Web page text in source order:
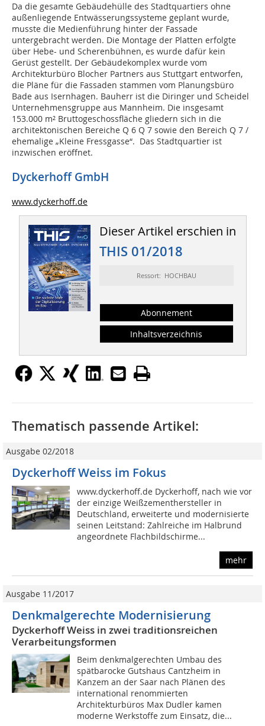
Da die gesamte Gebäudehülle des Stadtquartiers ohne
außenliegende Entwässerungssysteme geplant wurde,
musste die Medienführung hinter der Fassade
untergebracht werden. Die Montage der Platten erfolgte
über Hebe- und Scherenbühnen, es wurde dafür kein
Gerüst gestellt. Der Gebäudekomplex wurde vom
Architekturbüro Blocher Partners aus Stuttgart entworfen,
die Pläne für die Fassaden stammen vom Planungsbüro
Bade aus Isernhagen. Bauherr ist die Diringer und Scheidel
Unternehmensgruppe aus Mannheim. Die insgesamt
153.000 m² Bruttogeschossfläche gliedern sich in die
architektonischen Bereiche Q 6 Q 7 sowie den Bereich Q 7 /
ehemalige „Kleine Fressgasse“. Das Stadtquartier ist
inzwischen eröffnet.
Dyckerhoff GmbH
www.dyckerhoff.de
Dieser Artikel erschien in
THIS 01/2018
Ressort: HOCHBAU
Abonnement
Inhaltsverzeichnis
Thematisch passende Artikel:
Ausgabe 02/2018
Dyckerhoff Weiss im Fokus
www.dyckerhoff.de Dyckerhoff, nach wie vor
der einzige Weißzementhersteller in
Deutschland, erweiterte und modernisierte
seinen Leitstand: Zahlreiche im Halbrund
angeordnete Flachbildschirme...
mehr
Ausgabe 11/2017
Denkmalgerechte Modernisierung
Dyckerhoff Weiss in zwei traditionsreichen
Verarbeitungsformen
Beim denkmalgerechten Umbau des
spätbarocke Gutshaus Cantzheim in
Kanzem an der Saar nach Plänen des
international renommierten
Architekturbüros Max Dudler kamen
moderne Werkstoffe zum Einsatz, die...